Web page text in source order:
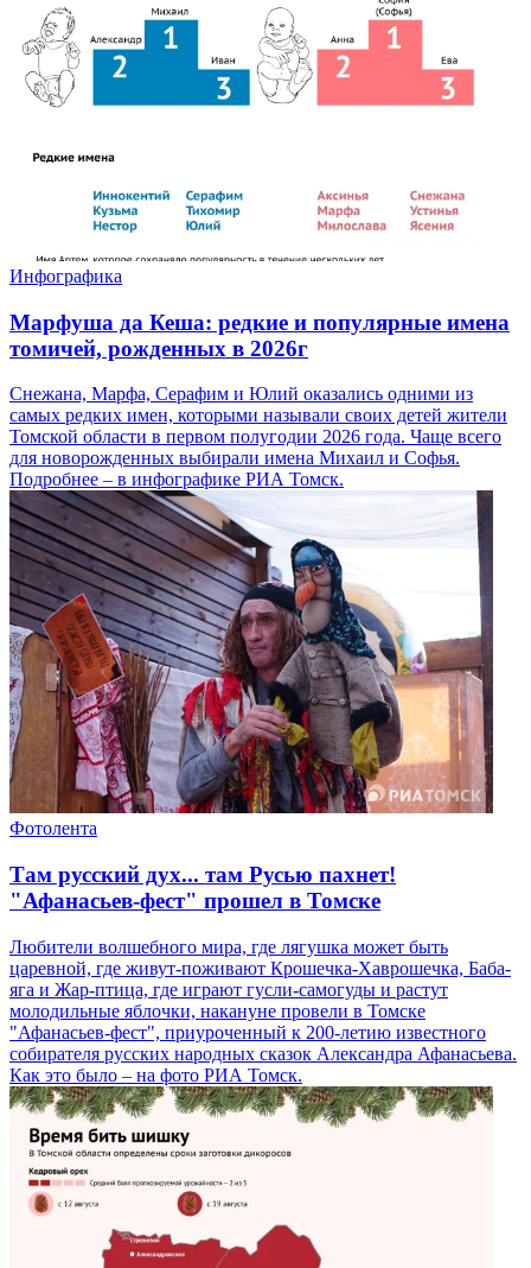
Инфографика
Марфуша да Кеша: редкие и популярные имена
томичей, рожденных в 2026г
Снежана, Марфа, Серафим и Юлий оказались одними из
самых редких имен, которыми называли своих детей жители
Томской области в первом полугодии 2026 года. Чаще всего
для новорожденных выбирали имена Михаил и Софья.
Подробнее – в инфографике РИА Томск.
Фотолента
Там русский дух... там Русью пахнет!
"Афанасьев-фест" прошел в Томске
Любители волшебного мира, где лягушка может быть
царевной, где живут-поживают Крошечка-Хаврошечка, Баба-
яга и Жар-птица, где играют гусли-самогуды и растут
молодильные яблочки, накануне провели в Томске
"Афанасьев-фест", приуроченный к 200-летию известного
собирателя русских народных сказок Александра Афанасьева.
Как это было – на фото РИА Томск.